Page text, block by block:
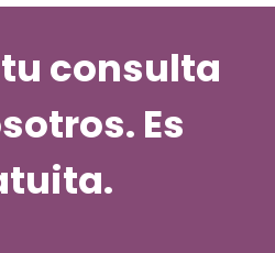
consulta
Es